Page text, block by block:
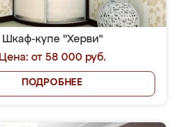
Шкаф-купе "Херви"
Цена: от 58 000 руб.
ПОДРОБНЕЕ